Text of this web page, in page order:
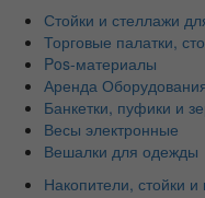
Стойки и стеллажи
Торговые палатки,
Pos-материалы
Аренда
Банкетки, пуфики и
Весы электронные
Вешалки для одежды
Накопители, стойки